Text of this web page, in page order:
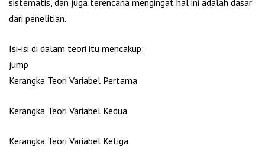
dari penelitian.
Isi-isi di dalam teori itu mencakup:
jump
Kerangka Teori Variabel Pertama
Kerangka Teori Variabel Kedua
Kerangka Teori Variabel Ketiga